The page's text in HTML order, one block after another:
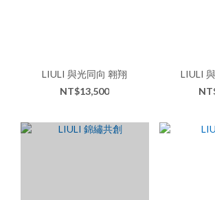
LIULI 與光同向 翱翔
NT$13,500